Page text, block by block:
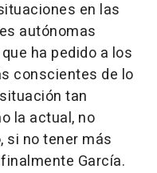
en las
autónomas
ha pedido a los
conscientes de lo
tan
la actual, no
si no tener más
García.